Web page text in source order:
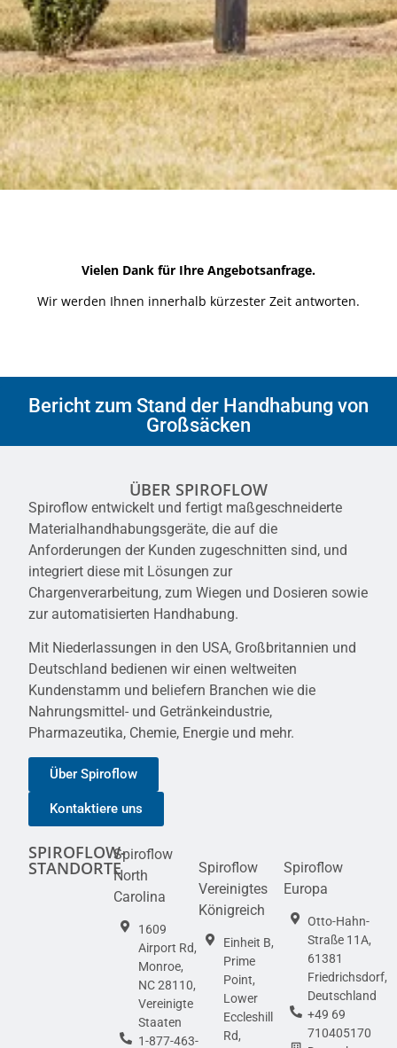
Vielen Dank für Ihre Angebotsanfrage.
Wir werden Ihnen innerhalb kürzester Zeit antworten.
Bericht zum Stand der Handhabung von
Großsäcken
ÜBER SPIROFLOW
Spiroflow entwickelt und fertigt maßgeschneiderte
Materialhandhabungsgeräte, die auf die
Anforderungen der Kunden zugeschnitten sind, und
integriert diese mit Lösungen zur
Chargenverarbeitung, zum Wiegen und Dosieren sowie
zur automatisierten Handhabung.
Mit Niederlassungen in den USA, Großbritannien und
Deutschland bedienen wir einen weltweiten
Kundenstamm und beliefern Branchen wie die
Nahrungsmittel- und Getränkeindustrie,
Pharmazeutika, Chemie, Energie und mehr.
Über Spiroflow
Kontaktiere uns
SPIROFLOW-
STANDORTE
Spiroflow
North
Carolina
1609
Airport Rd,
Monroe,
NC 28110,
Vereinigte
Staaten
1-877-463-
Spiroflow
Vereinigtes
Königreich
Einheit B,
Prime
Point,
Lower
Eccleshill
Rd,
Spiroflow
Europa
Otto-Hahn-
Straße 11A,
61381
Friedrichsdorf,
Deutschland
+49 69
710405170